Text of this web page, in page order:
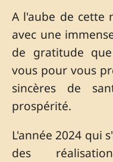
A l'aube de cette
avec une
de gratitude
vous pour vous
sincères de
prospérité.
L'année 2024 qui
des